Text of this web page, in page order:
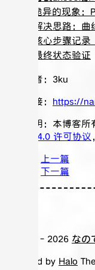
1. 诡异的现象
2. 解决思路：
3. 核心步骤记
4. 最终状态验证
文章作者： 3ku
文章链接： https://
版权声明：本博客
NC-SA 4.0 许可协议
上一篇
下一篇
© 2021 - 2026 なの
Powered by Halo